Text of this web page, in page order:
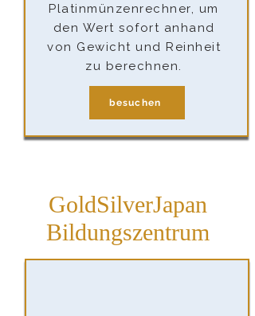
Platinmünzenrechner, um
den Wert sofort anhand
von Gewicht und Reinheit
zu berechnen.
besuchen
GoldSilverJapan
Bildungszentrum